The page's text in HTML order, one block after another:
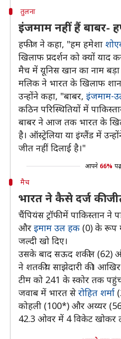
तुलना
इंजमाम नहीं हैं बाबर-
हफीज ने कहा, "हम हमेशा
खिलाफ प्रदर्शन को क्यों याद
मैच में यूनिस खान का नाम बड़ा
मलिक ने भारत के खिलाफ
उन्होंने कहा, "बाबर, इंजमाम-
कठिन परिस्थितियों में
बाबर ने आज तक भारत के
है। ऑस्ट्रेलिया या इंग्लैंड में
जीत नहीं दिलाई है।"
आपने 66%
मैच
भारत ने कैसे दर्ज की
चैंपियंस ट्रॉफी में पाकिस्तान
और इमाम उल हक (0) के रूप
जल्दी खो दिए।
उसके बाद सऊद शकील (62)
ने शतकीय साझेदारी की।
टीम को 241 के स्कोर तक
जवाब में भारत सेरोहित शर्मा
कोहली (100*) और अय्यर (56)
42.3 ओवर में 4 विकेट खोकर